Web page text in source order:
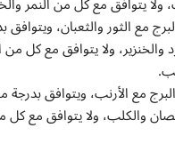
مع الثور والثعبان،
والخنزير، ولا يتوافق مع كل من
مع الأرنب، ويتوافق
والكلب، ولا يتوافق مع كل